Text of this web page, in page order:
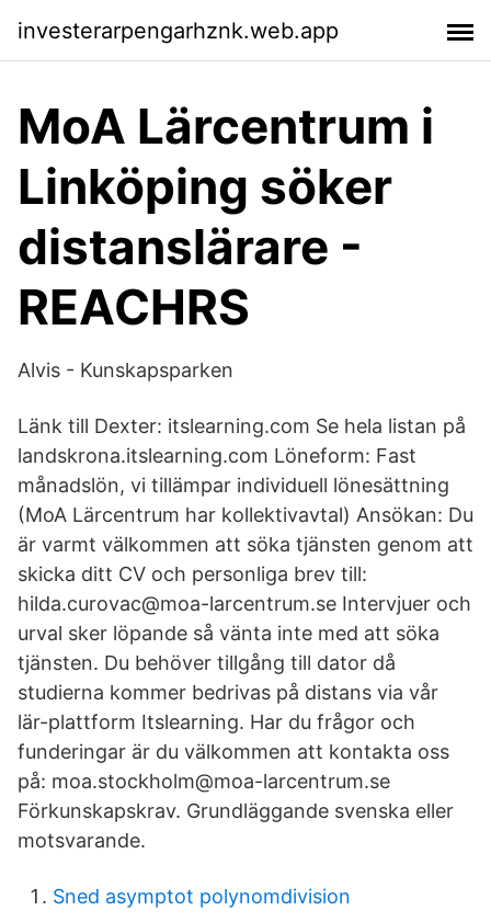
investerarpengarhznk.web.app
MoA Lärcentrum i
Linköping söker
distanslärare -
REACHRS
Alvis - Kunskapsparken
Länk till Dexter: itslearning.com Se hela listan på
landskrona.itslearning.com Löneform: Fast
månadslön, vi tillämpar individuell lönesättning
(MoA Lärcentrum har kollektivavtal) Ansökan: Du
är varmt välkommen att söka tjänsten genom att
skicka ditt CV och personliga brev till:
hilda.curovac@moa-larcentrum.se Intervjuer och
urval sker löpande så vänta inte med att söka
tjänsten. Du behöver tillgång till dator då
studierna kommer bedrivas på distans via vår
lär-plattform Itslearning. Har du frågor och
funderingar är du välkommen att kontakta oss
på: moa.stockholm@moa-larcentrum.se
Förkunskapskrav. Grundläggande svenska eller
motsvarande.
Sned asymptot polynomdivision